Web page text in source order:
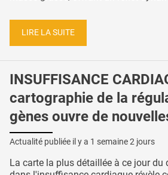
LIRE LA SUITE
INSUFFISANCE
cartographie de la
gènes ouvre de
Actualité publiée il y a 1 semaine 2 jours
La carte la plus détaillée à ce jour du